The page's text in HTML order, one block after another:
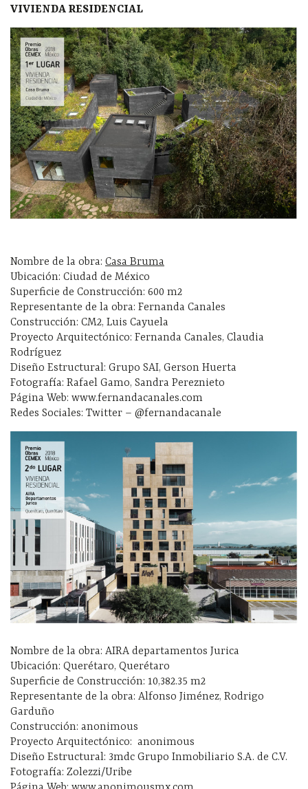
VIVIENDA RESIDENCIAL
Nombre de la obra: Casa Bruma
Ubicación: Ciudad de México
Superficie de Construcción: 600 m2
Representante de la obra: Fernanda Canales
Construcción: CM2, Luis Cayuela
Proyecto Arquitectónico: Fernanda Canales, Claudia
Rodríguez
Diseño Estructural: Grupo SAI, Gerson Huerta
Fotografía: Rafael Gamo, Sandra Pereznieto
Página Web: www.fernandacanales.com
Redes Sociales: Twitter – @fernandacanale
Nombre de la obra: AIRA departamentos Jurica
Ubicación: Querétaro, Querétaro
Superficie de Construcción: 10,382.35 m2
Representante de la obra: Alfonso Jiménez, Rodrigo
Garduño
Construcción: anonimous
Proyecto Arquitectónico: anonimous
Diseño Estructural: 3mdc Grupo Inmobiliario S.A. de C.V.
Fotografía: Zolezzi/Uribe